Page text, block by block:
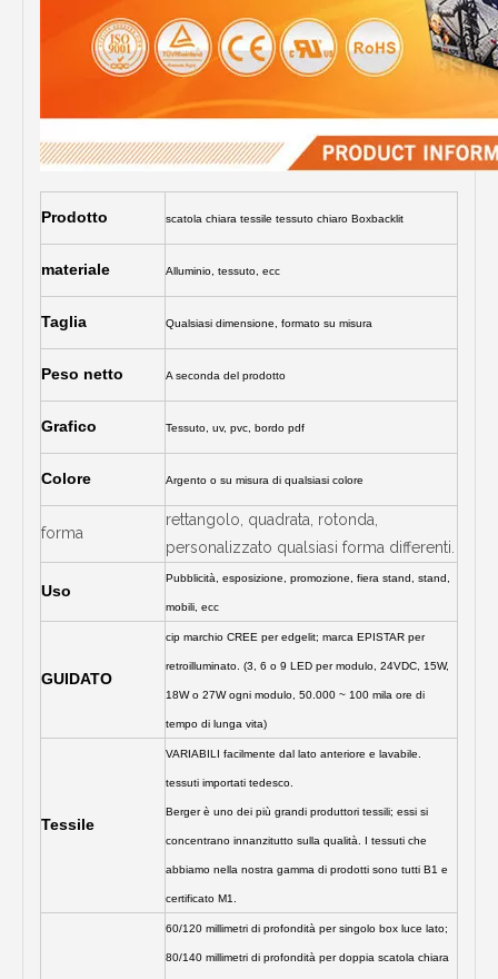
Prodotto scatola chiara tessile tessuto chiaro Boxbacklit
materiale Alluminio, tessuto, ecc
Taglia Qualsiasi dimensione, formato su misura
Peso netto A seconda del prodotto
Grafico Tessuto, uv, pvc, bordo pdf
Colore Argento o su misura di qualsiasi colore
forma
rettangolo, quadrata, rotonda,
personalizzato qualsiasi forma differenti.
Uso
Pubblicità, esposizione, promozione, fiera stand, stand,
mobili, ecc
GUIDATO
cip marchio CREE per edgelit; marca EPISTAR per
retroilluminato. (3, 6 o 9 LED per modulo, 24VDC, 15W,
18W o 27W ogni modulo, 50.000 ~ 100 mila ore di
tempo di lunga vita)
Tessile
VARIABILI facilmente dal lato anteriore e lavabile.
tessuti importati tedesco.
Berger è uno dei più grandi produttori tessili; essi si
concentrano innanzitutto sulla qualità. I tessuti che
abbiamo nella nostra gamma di prodotti sono tutti B1 e
certificato M1.
60/120 millimetri di profondità per singolo box luce lato;
80/140 millimetri di profondità per doppia scatola chiara